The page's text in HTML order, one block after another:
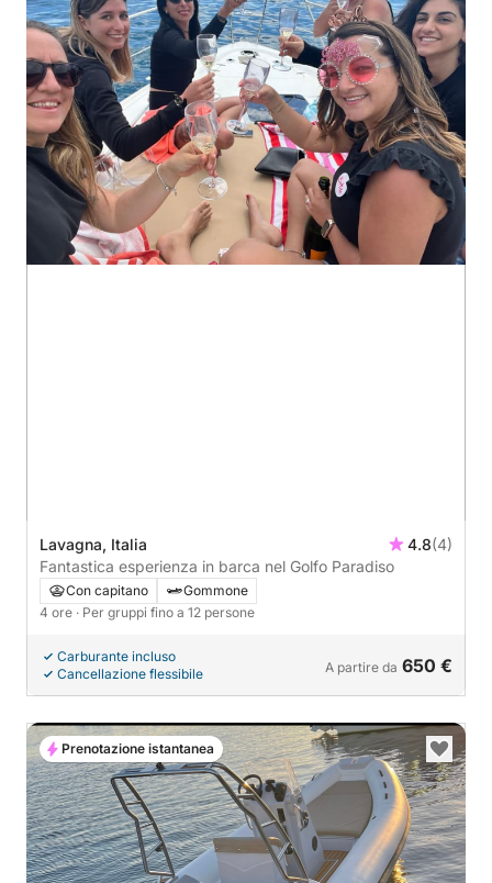
Lavagna, Italia 4.8(4)
Fantastica esperienza in barca nel Golfo Paradiso
Con capitano
Gommone
4 ore · Per gruppi fino a 12 persone
Carburante incluso
Cancellazione flessibile
A partire da 650 €
Prenotazione istantanea